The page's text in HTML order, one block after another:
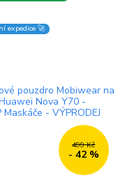
expedice 🚀
499 Kč
- 42 %